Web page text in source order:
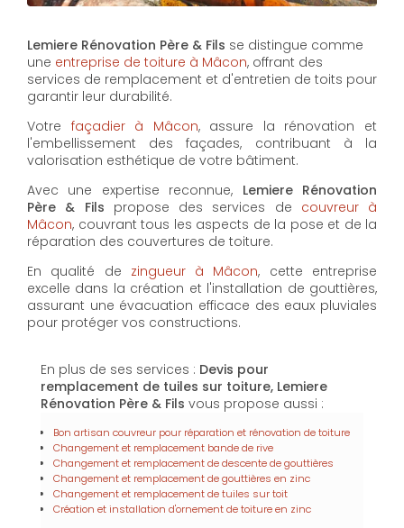
Lemiere Rénovation Père & Fils se distingue comme
une entreprise de toiture à Mâcon, offrant des
services de remplacement et d'entretien de toits pour
garantir leur durabilité.
Votre façadier à Mâcon, assure la rénovation et
l'embellissement des façades, contribuant à la
valorisation esthétique de votre bâtiment.
Avec une expertise reconnue, Lemiere Rénovation
Père & Fils propose des services de couvreur à
Mâcon, couvrant tous les aspects de la pose et de la
réparation des couvertures de toiture.
En qualité de zingueur à Mâcon, cette entreprise
excelle dans la création et l'installation de gouttières,
assurant une évacuation efficace des eaux pluviales
pour protéger vos constructions.
En plus de ses services : Devis pour
remplacement de tuiles sur toiture, Lemiere
Rénovation Père & Fils vous propose aussi :
Bon artisan couvreur pour réparation et rénovation de toiture
Changement et remplacement bande de rive
Changement et remplacement de descente de gouttières
Changement et remplacement de gouttières en zinc
Changement et remplacement de tuiles sur toit
Création et installation d'ornement de toiture en zinc